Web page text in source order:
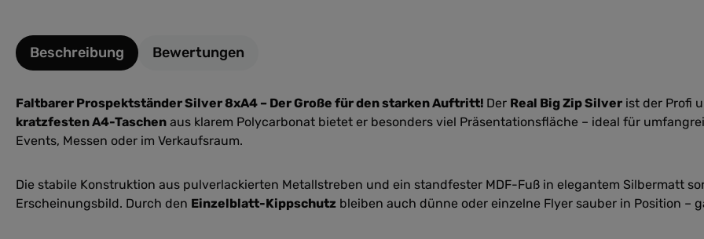
Beschreibung Bewertungen
Faltbarer Prospektständer Silver 8xA4 – Der Große für den starken Auftritt! Der Real Big Zip Silver ist der Profi
kratzfesten A4-Taschen aus klarem Polycarbonat bietet er besonders viel Präsentationsfläche – ideal für
Events, Messen oder im Verkaufsraum.
Die stabile Konstruktion aus pulverlackierten Metallstreben und ein standfester MDF-Fuß in elegantem Silbermatt
Erscheinungsbild. Durch den Einzelblatt-Kippschutz bleiben auch dünne oder einzelne Flyer sauber in Position –